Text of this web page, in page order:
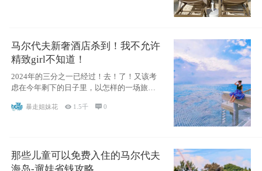
马尔代夫新奢酒店杀到！我不允许
精致girl不知道！
2024年的三分之一已经过！去！了！又该考
虑在今年剩下的日子里，以怎样的一场旅行
暴走姐妹花  1.5千 0
那些儿童可以免费入住的马尔代夫